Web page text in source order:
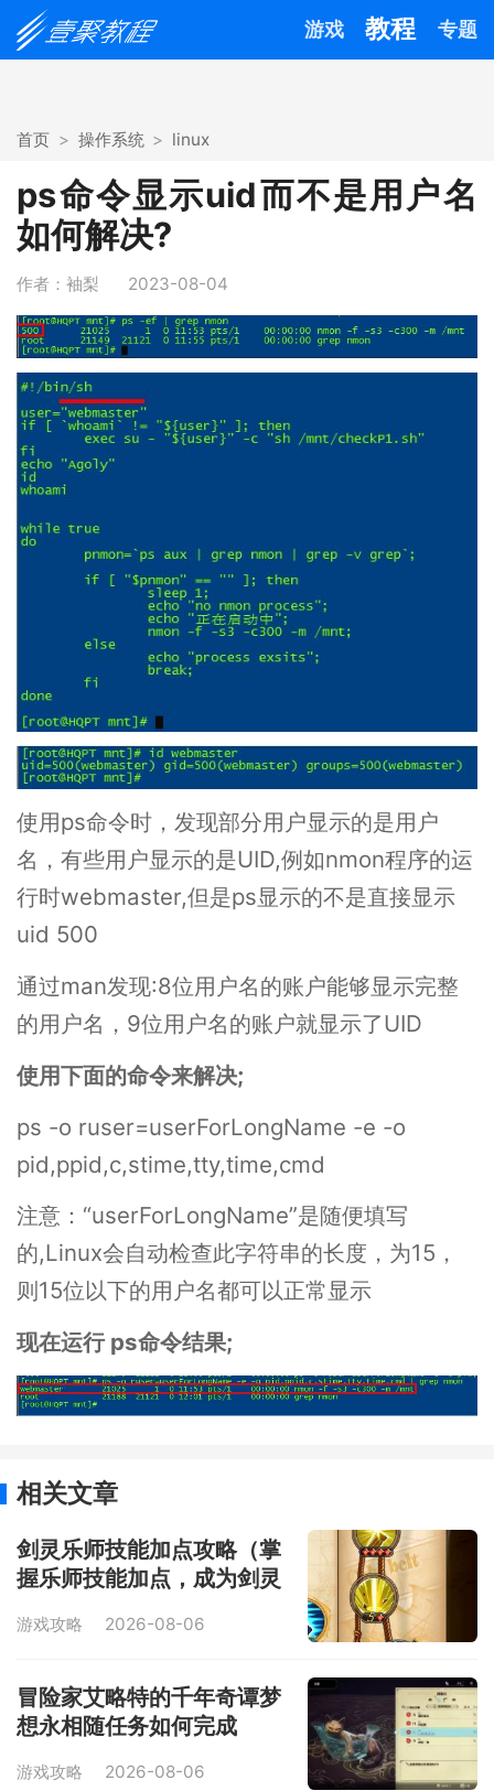
游戏 教程 专题
首页 操作系统 linux
ps命令显示uid而不是用户名
如何解决?
作者：袖梨 2023-08-04
使用ps命令时，发现部分用户显示的是用户
名，有些用户显示的是UID,例如nmon程序的运
行时webmaster,但是ps显示的不是直接显示
uid 500
通过man发现:8位用户名的账户能够显示完整
的用户名，9位用户名的账户就显示了UID
使用下面的命令来解决;
ps -o ruser=userForLongName -e -o
pid,ppid,c,stime,tty,time,cmd
注意：“userForLongName”是随便填写
的,Linux会自动检查此字符串的长度，为15，
则15位以下的用户名都可以正常显示
现在运行 ps命令结果;
相关文章
剑灵乐师技能加点攻略（掌
握乐师技能加点，成为剑灵
游戏攻略 2026-08-06
冒险家艾略特的千年奇谭梦
想永相随任务如何完成
游戏攻略 2026-08-06